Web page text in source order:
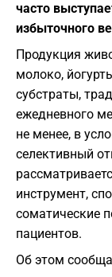
часто
избыточного
Продукция
молоко,
субстраты,
ежедневного
не менее, в
селективный
инструмент,
соматические
пациентов.
Об этом